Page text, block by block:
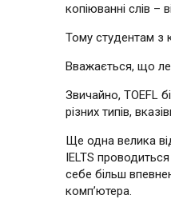
копіюванні слів –
Тому студентам з
Вважається, що
Звичайно, TOEFL
різних типів,
Ще одна велика
IELTS
себе більш
комп’ютера.